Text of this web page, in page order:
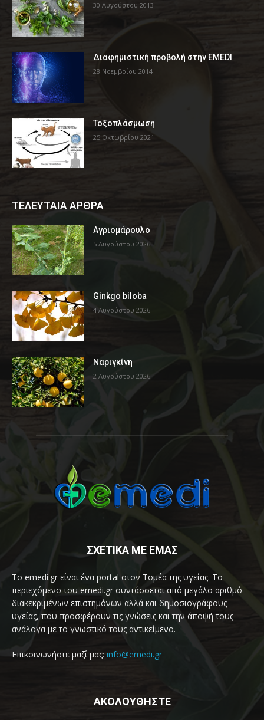
30 Αυγούστου 2013
Διαφημιστική προβολή στην EMEDI
28 Νοεμβρίου 2014
Τοξοπλάσμωση
25 Οκτωβρίου 2021
ΤΕΛΕΥΤΑΙΑ ΑΡΘΡΑ
Αγριομάρουλο
5 Αυγούστου 2026
Ginkgo biloba
4 Αυγούστου 2026
Ναριγκίνη
2 Αυγούστου 2026
ΣΧΕΤΙΚΑ ΜΕ ΕΜΑΣ
Το emedi.gr είναι ένα portal στον Τομέα της υγείας. Το
περιεχόμενο του emedi.gr συντάσσεται από μεγάλο αριθμό
διακεκριμένων επιστημόνων αλλά και δημοσιογράφους
υγείας, που προσφέρουν τις γνώσεις και την άποψή τους
ανάλογα με το γνωστικό τους αντικείμενο.
Επικοινωνήστε μαζί μας: info@emedi.gr
ΑΚΟΛΟΥΘΗΣΤΕ